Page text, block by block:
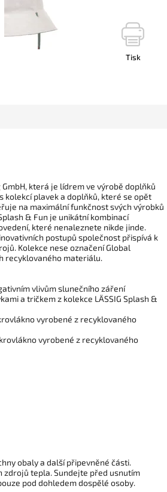
Tisk
která je lídrem ve výrobě doplňků
kolekcí plavek a doplňků, které se opět
na maximální funkčnost svých výrobků
& Fun je unikátní kombinací
které nenaleznete nikde jinde.
postupů společnost přispívá k
Kolekce nese označení Global
recyklovaného materiálu.
vlivům slunečního záření
a tričkem z kolekce LÄSSIG Splash &
vyrobené z recyklovaného
vyrobené z recyklovaného
obaly a další připevněné části.
zdrojů tepla. Sundejte před usnutím
pod dohledem dospělé osoby.